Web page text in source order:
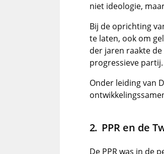
niet ideologie,
Bij de oprichting
te laten, ook om
der jaren raakte
progressieve partij.
Onder leiding van
PPR en de
De PPR was in de